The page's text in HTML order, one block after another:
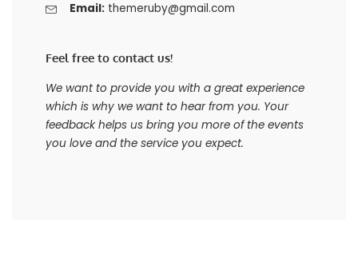
Email: themeruby@gmail.com
Feel free to contact us!
We want to provide you with a great experience
which is why we want to hear from you. Your
feedback helps us bring you more of the events
you love and the service you expect.